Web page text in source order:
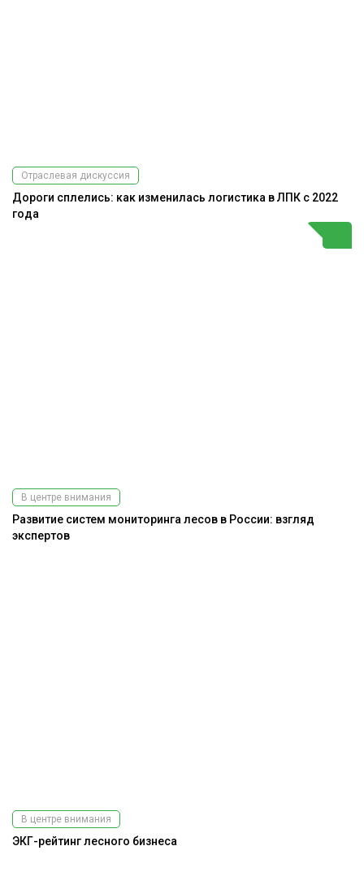
Отраслевая дискуссия
Дороги сплелись: как изменилась логистика в ЛПК с 2022
года
В центре внимания
Развитие систем мониторинга лесов в России: взгляд
экспертов
В центре внимания
ЭКГ-рейтинг лесного бизнеса